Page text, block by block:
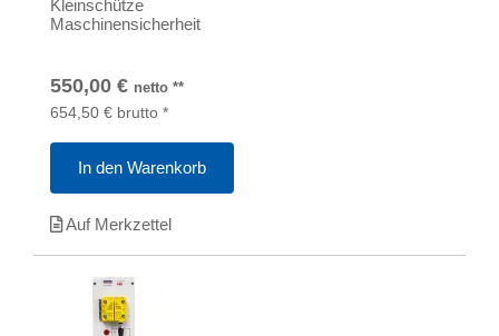
Kleinschütze
Maschinensicherheit
550,00 € netto **
654,50 € brutto *
In den Warenkorb
Auf Merkzettel